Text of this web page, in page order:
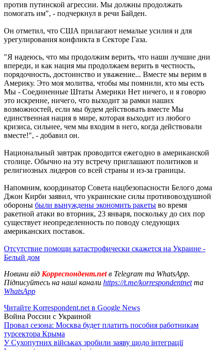
против путинской агрессии. Мы должны продолжать
помогать им", - подчеркнул в речи Байден.
Он отметил, что США прилагают немалые усилия и для
урегулирования конфликта в Секторе Газа.
"Я надеюсь, что мы продолжим верить, что наши лучшие дни
впереди, и как нация мы продолжаем верить в честность,
порядочность, достоинство и уважение... Вместе мы верим в
Америку. Это моя молитва, чтобы мы помнили, кто мы есть
Мы - Соединенные Штаты Америки Нет ничего, и я говорю
это искренне, ничего, что выходит за рамки наших
возможностей, если мы будем действовать вместе Мы
единственная нация в мире, которая выходит из любого
кризиса, сильнее, чем мы входим в него, когда действовали
вместе!", - добавил он.
Национальный завтрак проводится ежегодно в американской
столице. Обычно на эту встречу приглашают политиков и
религиозных лидеров со всей страны и из-за границы.
Напомним, координатор Совета нацбезопасности Белого дома
Джон Кирби заявил, что украинские силы противовоздушной
обороны были вынуждены экономить ракеты во время
ракетной атаки во вторник, 23 января, поскольку до сих пор
существует неопределенность по поводу следующих
американских поставок.
Отсутствие помощи катастрофически скажется на Украине -
Белый дом
Новини від Корреспондент.netв Telegram та WhatsApp.
Підписуйтесь на наші канали https://t.me/korrespondentnetта
WhatsApp
Читайте Korrespondent.net в Google News
Война России с Украиной
Провал сезона: Москва будет платить пособия работникам
турсектора Крыма
У Сухопутних військах зробили заяву щодо інтеграції